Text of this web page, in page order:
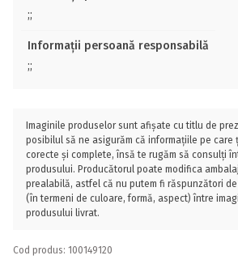
;;
Informații persoană responsabilă
;;
Imaginile produselor sunt afișate cu titlu de
posibilul să ne asigurăm că informațiile pe care
corecte și complete, însă te rugăm să consulți
produsului. Producătorul poate modifica
prealabilă, astfel că nu putem fi răspunzători
(în termeni de culoare, formă, aspect) între
produsului livrat.
Cod produs: 100149120